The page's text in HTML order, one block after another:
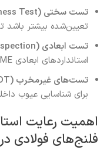
تست سختی (Hardness Test)
تعیین‌شده بیشتر باشد
تست ابعادی (Dimensional Inspection)
استانداردهای ابعادی ASME و بدون هرگونه انحراف غیرمجاز.
تست‌های غیرمخرب (NDT)
برای شناسایی عیوب
اهمیت رعایت
فلنج‌های فولادی